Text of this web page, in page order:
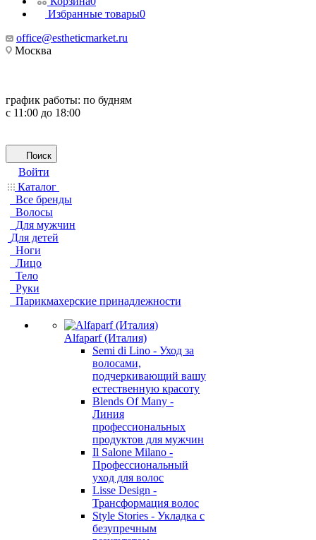
Избранные товары0
office@estheticmarket.ru
Москва
график работы: по будням
с 11:00 до 18:00
Поиск
Войти
Каталог
Все бренды
Волосы
Для мужчин
Для детей
Ноги
Лицо
Тело
Руки
Парикмахерские принадлежности
Alfaparf (Италия)
Semi di Lino - Уход за
волосами,
подчеркивающий вашу
естественную красоту
Blends Of Many -
Линия
профессиональных
продуктов для мужчин
Il Salone Milano -
Профессиональный
уход для волос
Lisse Design -
Трансформация волос
Style Stories - Укладка с
безупречным